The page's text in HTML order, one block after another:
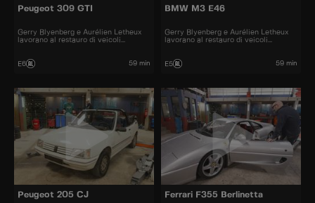
Peugeot 309 GTI
Gerry Blyenberg e Aurélien Letheux
lavorano al restauro di veicoli
E6 59 min
BMW M3 E46
Gerry Blyenberg e Aurélien Letheux
lavorano al restauro di veicoli
E5 59 min
Peugeot 205 CJ Ferrari F355 Berlinetta